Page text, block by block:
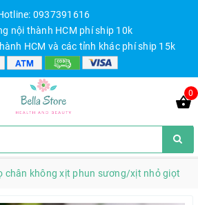
0937391616
nội thành HCM phí ship 10k
HCM và các tỉnh khác phí ship 15k
0
chân không xịt phun sương/xịt nhỏ giọt